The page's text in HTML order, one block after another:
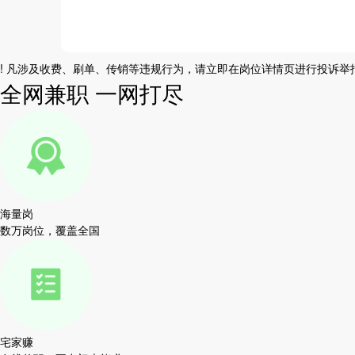
! 凡涉及收费、刷单、传销等违规行为，请立即在岗位详情页进行投诉举
全网兼职 一网打尽
海量岗
数万岗位，覆盖全国
宅家赚